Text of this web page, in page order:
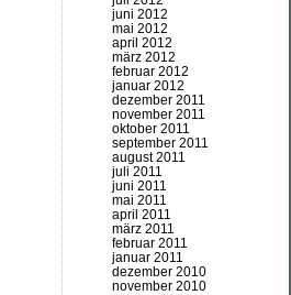
juni 2012
mai 2012
april 2012
märz 2012
februar 2012
januar 2012
dezember 2011
november 2011
oktober 2011
september 2011
august 2011
juli 2011
juni 2011
mai 2011
april 2011
märz 2011
februar 2011
januar 2011
dezember 2010
november 2010